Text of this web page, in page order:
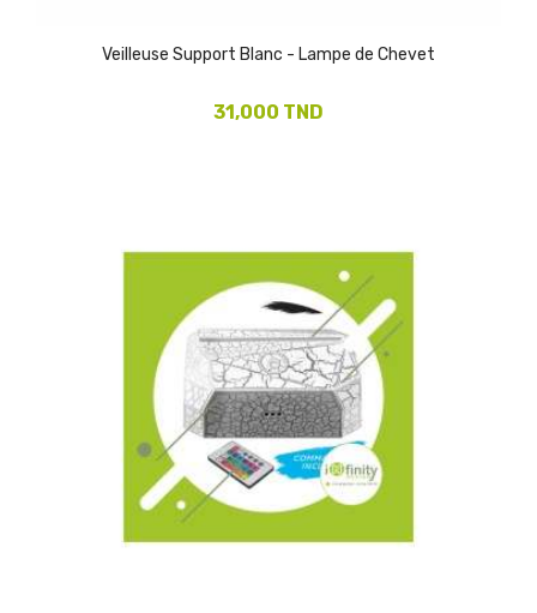
Veilleuse Support Blanc - Lampe de Chevet
31,000 TND